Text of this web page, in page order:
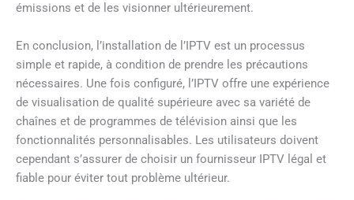
émissions et de les visionner ultérieurement.
En conclusion, l’installation de l’IPTV est un processus
simple et rapide, à condition de prendre les précautions
nécessaires. Une fois configuré, l’IPTV offre une expérience
de visualisation de qualité supérieure avec sa variété de
chaînes et de programmes de télévision ainsi que les
fonctionnalités personnalisables. Les utilisateurs doivent
cependant s’assurer de choisir un fournisseur IPTV légal et
fiable pour éviter tout problème ultérieur.